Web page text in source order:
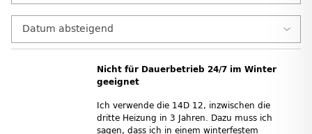
Nicht für Dauerbetrieb 24/7 im Winter
geeignet
Ich verwende die 14D 12, inzwischen die
dritte Heizung in 3 Jahren. Dazu muss ich
sagen, dass ich in einem winterfestem